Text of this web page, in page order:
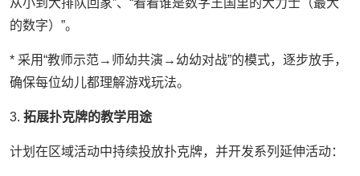
从小到大排队回家”、“看看谁是数字王国里的大力士（最大
的数字）”。
* 采用“教师示范→师幼共演→幼幼对战”的模式，逐步放手，
确保每位幼儿都理解游戏玩法。
3. 拓展扑克牌的教学用途
计划在区域活动中持续投放扑克牌，并开发系列延伸活动：